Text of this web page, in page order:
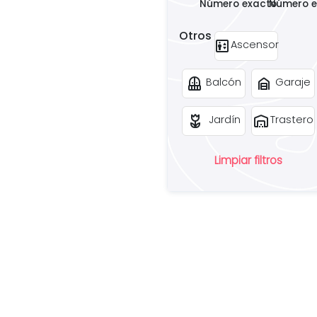
Número exactoNúmero
Otros
elevatorAscensor
balcony Balcón garage_home Garaje
deceased Jardín warehouseTrastero
Limpiar filtros